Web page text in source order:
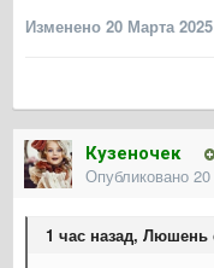
Изменено 20 Марта 2025
Кузеночек
Опубликовано
1 час назад, Люшень